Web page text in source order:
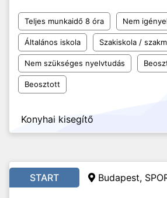
Teljes munkaidő 8 óra Nem
Általános iskola Szakiskola /
Nem szükséges nyelvtudás
Beosztott
Konyhai kisegítő
START Budapest,